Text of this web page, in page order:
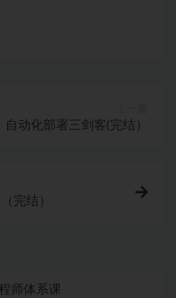
动化部署三剑客(完结）
完结）
师体系课